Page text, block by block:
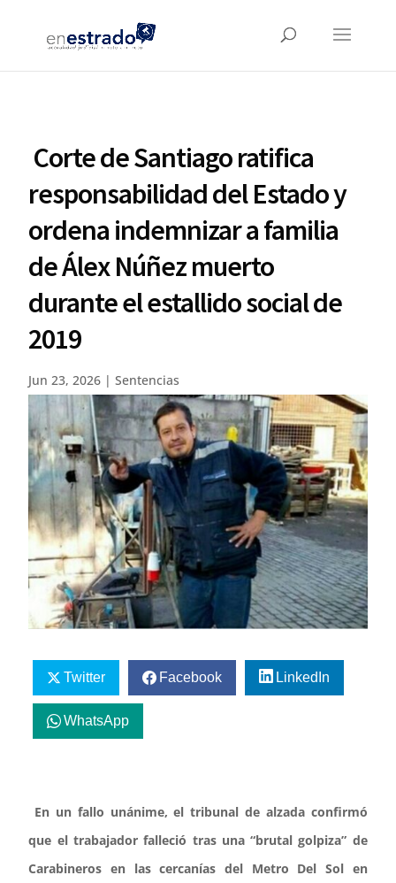
Corte de Santiago ratifica
responsabilidad del Estado y
ordena indemnizar a familia
de Álex Núñez muerto
durante el estallido social de
2019
Jun 23, 2026 |Sentencias
Twitter Facebook LinkedIn
WhatsApp
En un fallo unánime, el tribunal de alzada confirmó
que el trabajador falleció tras una “brutal golpiza” de
Carabineros en las cercanías del Metro Del Sol en